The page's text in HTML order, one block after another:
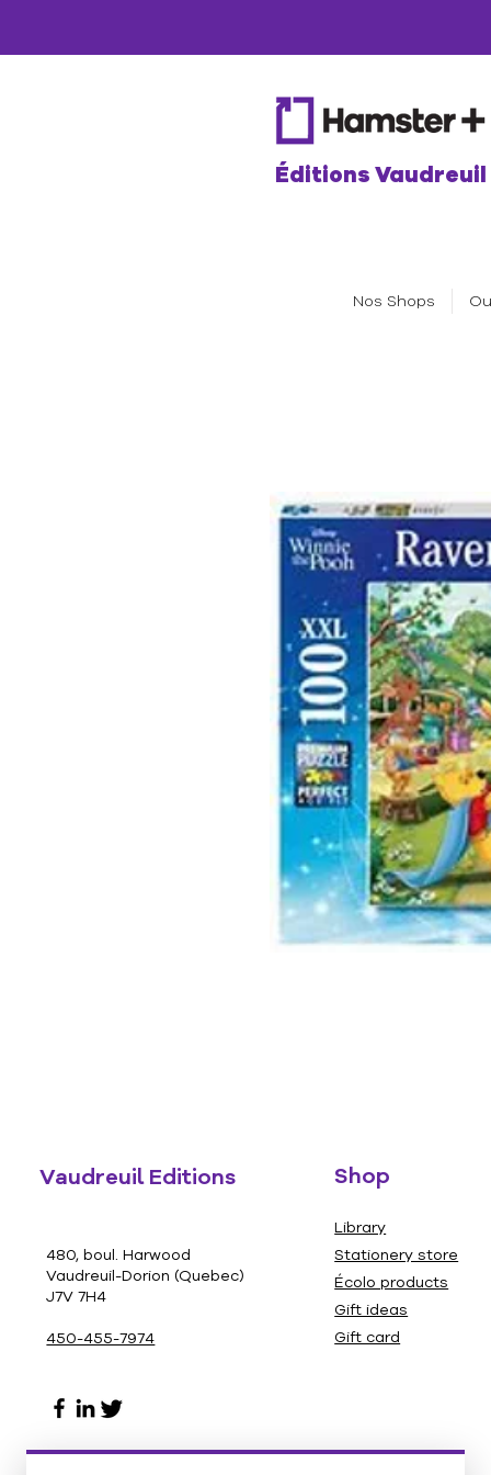
Éditions Vaudreuil
Nos Shops
Vaudreuil Editions
480, boul. Harwood
Vaudreuil-Dorion (Quebec)
J7V 7H4
450-455-7974
Shop
Library
Stationery store
Écolo products
Gift ideas
Gift card